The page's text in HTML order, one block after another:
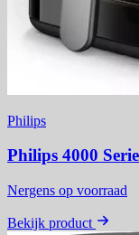
Philips
Philips 4000
Nergens op voorraad
Bekijk product